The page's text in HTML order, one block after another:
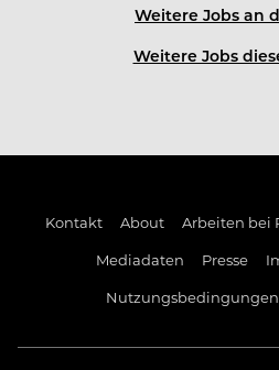
Weitere Jobs an
Weitere Jobs
Kontakt About Arbeiten bei
Mediadaten
Presse
Nutzungsbedingungen